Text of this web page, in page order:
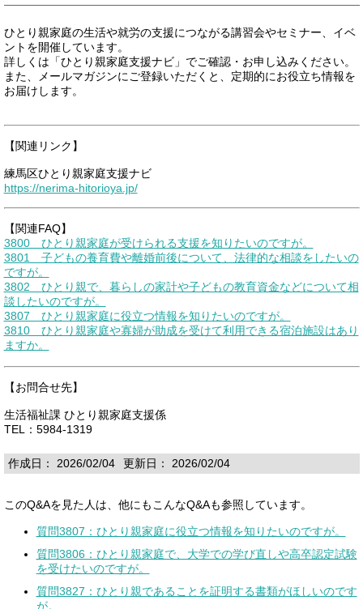
ひとり親家庭の生活や就労の支援につながる講習会やセミナー、イベ
ントを開催しています。
詳しくは「ひとり親家庭支援ナビ」でご確認・お申し込みください。
また、メールマガジンにご登録いただくと、定期的にお役立ち情報を
お届けします。
【関連リンク】
練馬区ひとり親家庭支援ナビ
https://nerima-hitorioya.jp/
【関連FAQ】
3800 ひとり親家庭が受けられる支援を知りたいのですが。
3801 子どもの養育費や離婚前後について、法律的な相談をしたいの
ですが。
3802 ひとり親で、暮らしの家計や子どもの教育資金などについて相
談したいのですが。
3807 ひとり親家庭に役立つ情報を知りたいのですが。
3810 ひとり親家庭や寡婦が助成を受けて利用できる宿泊施設はあり
ますか。
【お問合せ先】
生活福祉課 ひとり親家庭支援係
TEL：5984-1319
作成日： 2026/02/04 更新日： 2026/02/04
このQ&Aを見た人は、他にもこんなQ&Aも参照しています。
質問3807：ひとり親家庭に役立つ情報を知りたいのですが。
質問3806：ひとり親家庭で、大学での学び直しや高卒認定試験
を受けたいのですが。
質問3827：ひとり親であることを証明する書類がほしいのです
が。